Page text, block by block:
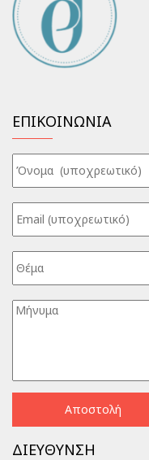
ΕΠΙΚΟΙΝΩΝΙΑ
ΔΙΕΥΘΥΝΣΗ